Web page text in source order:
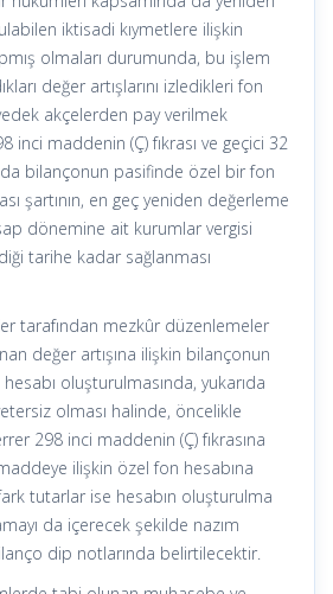
iktisadi kıymetlere ilişkin
olmaları durumunda, bu işlem
değer artışlarını izledikleri fon
akçelerden pay verilmek
inci maddenin (Ç) fıkrası ve geçici 32
bilançonun pasifinde özel bir fon
şartının, en geç yeniden değerleme
dönemine ait kurumlar vergisi
tarihe kadar sağlanması
tarafından mezkûr düzenlemeler
değer artışına ilişkin bilançonun
oluşturulmasında, yukarıda
olması halinde, öncelikle
298 inci maddenin (Ç) fıkrasına
ilişkin özel fon hesabına
tutarlar ise hesabın oluşturulma
da içerecek şekilde nazım
dip notlarında belirtilecektir.